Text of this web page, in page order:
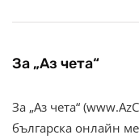
За „Аз чета“
За „Аз чета“
българска онлайн